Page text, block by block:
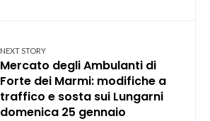
NEXT STORY
Mercato degli Ambulanti di
Forte dei Marmi: modifiche a
traffico e sosta sui Lungarni
domenica 25 gennaio